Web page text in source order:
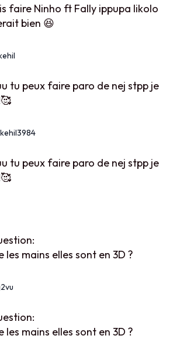
faire Ninho ft Fally ippupa likolo
bien 😆
tu peux faire paro de nej stpp je
says:
tu peux faire paro de nej stpp je
les mains elles sont en 3D ?
les mains elles sont en 3D ?